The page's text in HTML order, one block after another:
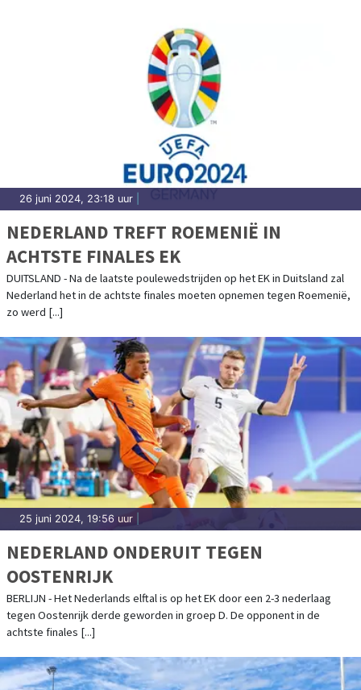
26 juni 2024, 23:18 uur
NEDERLAND TREFT ROEMENIË IN
ACHTSTE FINALES EK
DUITSLAND - Na de laatste poulewedstrijden op het EK in Duitsland zal
Nederland het in de achtste finales moeten opnemen tegen Roemenië,
zo werd [...]
25 juni 2024, 19:56 uur
NEDERLAND ONDERUIT TEGEN
OOSTENRIJK
BERLIJN - Het Nederlands elftal is op het EK door een 2-3 nederlaag
tegen Oostenrijk derde geworden in groep D. De opponent in de
achtste finales [...]